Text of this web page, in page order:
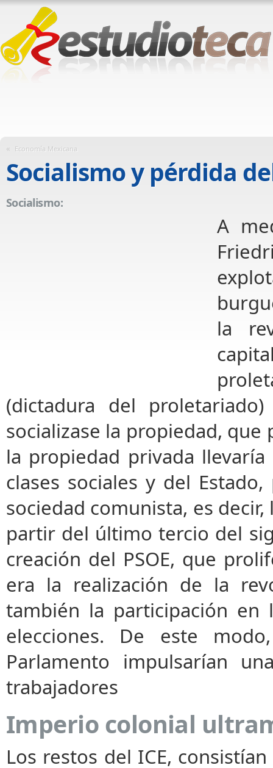
« Economía Mexicana
Socialismo y pérdida
Socialismo:
A
la
(dicta­dura del
socializase la propiedad, que
la propiedad privada
clases sociales y del
sociedad comunista, es
partir del último tercio del
creación del PSOE, que
era la realización de la
también la participación
elecciones. De este
Parlamen­to impulsarían
trabajadores
Imperio colonial
Los restos del ICE,